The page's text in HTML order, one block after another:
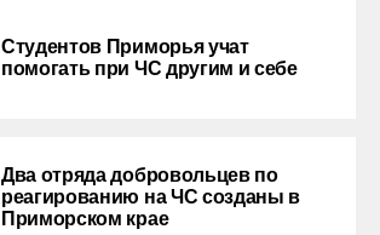
Студентов Приморья учат
помогать при ЧС другим и себе
Два отряда добровольцев по
реагированию на ЧС созданы в
Приморском крае